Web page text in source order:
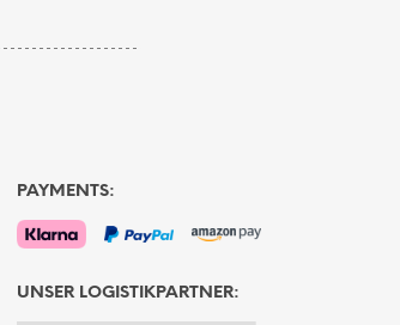
Varianten
auf
der
Produktseite
gewählt
PAYMENTS:
UNSER LOGISTIKPARTNER: